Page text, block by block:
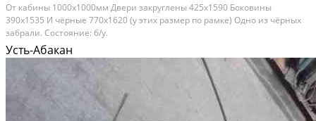
От кабины 1000х1000мм Двери закруглены 425х1590 Боковины
390х1535 И чёрные 770х1620 (у этих размер по рамке) Одно из чёрных
забрали. Состояние: б/у.
Усть-Абакан